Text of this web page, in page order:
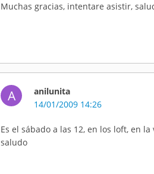
Muchas gracias, intentare asistir,
A
anilunita
14/01/2009 14:26
Es el sábado a las 12, en los loft, en
saludo